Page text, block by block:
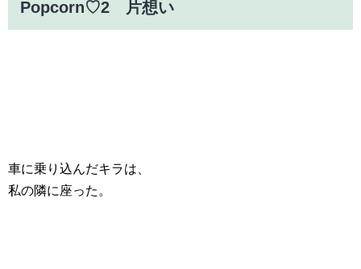
Popcorn♡2 片想い
車に乗り込んだキラは、
私の隣に座った。